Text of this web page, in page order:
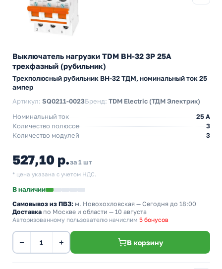
Выключатель нагрузки TDM ВН-32 3P 25A
трехфазный (рубильник)
Трехполюсный рубильник BH-32 ТДМ, номинальный ток 25
ампер
Артикул: SQ0211-0023Бренд: TDM Electric (ТДМ Электрик)
Номинальный ток
25 A
Количество полюсов
3
Количество модулей
3
527,10 р.за 1 шт
* цена указана с учетом НДС.
В наличии
Самовывоз из ПВЗ: м. Новохохловская — Сегодня до 18:00
Доставка по Москве и области — 10 августа
Авторизованному пользователю начислим 5 бонусов
− + В корзину